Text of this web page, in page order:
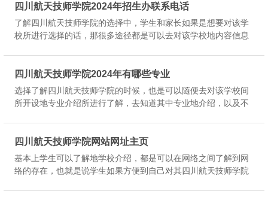
四川航天技师学院2024年招生办联系电话
了解四川航天技师学院的选择中，学生和家长如果是想要对该学
校所进行选择的话，那很多途径都是可以去对该学校地内容信息
迎打电话来咨询。...
四川航天技师学院2024年有哪些专业
选择了解四川航天技师学院的时候，也是可以随便去对该学校间
所开设地专业介绍所进行了解，去知道其中专业地介绍，以及不
在选择。四川航...
四川航天技师学院网站网址主页
基本上学生可以了解地学校介绍，都是可以在网络之间了解到网
络的存在，也就是说学生如果方便到自己对其四川航天技师学院